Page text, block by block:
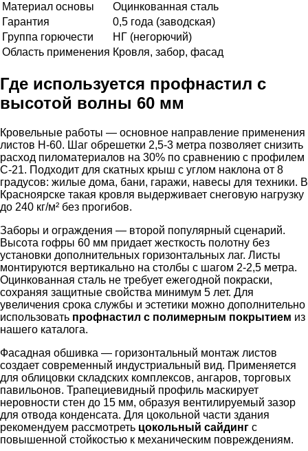
Материал основы
Оцинкованная сталь
Гарантия
0,5 года (заводская)
Группа горючести
НГ (негорючий)
Область применения Кровля, забор, фасад
Где используется профнастил с
высотой волны 60 мм
Кровельные работы — основное направление применения
листов Н-60. Шаг обрешетки 2,5-3 метра позволяет снизить
расход пиломатериалов на 30% по сравнению с профилем
С-21. Подходит для скатных крыш с углом наклона от 8
градусов: жилые дома, бани, гаражи, навесы для техники. В
Красноярске такая кровля выдерживает снеговую нагрузку
до 240 кг/м² без прогибов.
Заборы и ограждения — второй популярный сценарий.
Высота гофры 60 мм придает жесткость полотну без
установки дополнительных горизонтальных лаг. Листы
монтируются вертикально на столбы с шагом 2-2,5 метра.
Оцинкованная сталь не требует ежегодной покраски,
сохраняя защитные свойства минимум 5 лет. Для
увеличения срока службы и эстетики можно дополнительно
использовать профнастил с полимерным покрытием из
нашего каталога.
Фасадная обшивка — горизонтальный монтаж листов
создает современный индустриальный вид. Применяется
для облицовки складских комплексов, ангаров, торговых
павильонов. Трапециевидный профиль маскирует
неровности стен до 15 мм, образуя вентилируемый зазор
для отвода конденсата. Для цокольной части здания
рекомендуем рассмотреть цокольный сайдинг с
повышенной стойкостью к механическим повреждениям.